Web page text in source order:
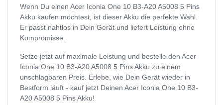
Wenn Du einen Acer Iconia One 10 B3-A20 A5008 5 Pins
Akku kaufen möchtest, ist dieser Akku die perfekte Wahl.
Er passt nahtlos in Dein Gerät und liefert Leistung ohne
Kompromisse.
Setze jetzt auf maximale Leistung und bestelle den Acer
Iconia One 10 B3-A20 A5008 5 Pins Akku zu einem
unschlagbaren Preis. Erlebe, wie Dein Gerät wieder in
Bestform läuft - kauf jetzt Deinen Acer Iconia One 10 B3-
A20 A5008 5 Pins Akku!